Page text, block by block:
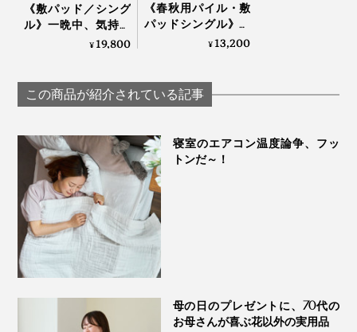
麻のすぐ下はメッシュ状の「フュージョン」で、通気性
も抜群。真夏でもエアコン控えめ設定でOK、朝まで気
持ちいい！
キナリの面は、綿100％のスムース編み素材。その下に
は、イギリス産の高品質な羊毛わたを400g使用。
《敷パッド／シング
ル》一晩中、気持ち
いいヒンヤリ感が続
団」｜The ICE 27
¥19,800
《春秋用パイル・敷
パッドシングル》お
だやかな春の暖かさ…
ーパイルケット」｜
ZEPPINパイル
¥13,200
この商品が紹介されている記事
寝室のエアコン温度論争、フッ
トンだ～！
母の日のプレゼントに、70代の
お母さんが喜ぶ花以外の実用品